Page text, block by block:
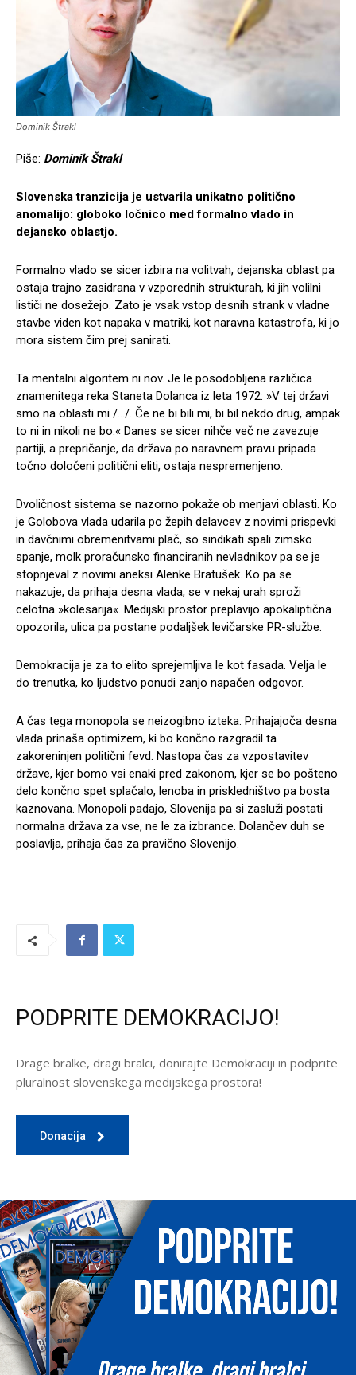
Dominik Štrakl
Piše: Dominik Štrakl
Slovenska tranzicija je ustvarila unikatno politično
anomalijo: globoko ločnico med formalno vlado in
dejansko oblastjo.
Formalno vlado se sicer izbira na volitvah, dejanska oblast pa
ostaja trajno zasidrana v vzporednih strukturah, ki jih volilni
lističi ne dosežejo. Zato je vsak vstop desnih strank v vladne
stavbe viden kot napaka v matriki, kot naravna katastrofa, ki jo
mora sistem čim prej sanirati.
Ta mentalni algoritem ni nov. Je le posodobljena različica
znamenitega reka Staneta Dolanca iz leta 1972: »V tej državi
smo na oblasti mi /…/. Če ne bi bili mi, bi bil nekdo drug, ampak
to ni in nikoli ne bo.« Danes se sicer nihče več ne zavezuje
partiji, a prepričanje, da država po naravnem pravu pripada
točno določeni politični eliti, ostaja nespremenjeno.
Dvoličnost sistema se nazorno pokaže ob menjavi oblasti. Ko
je Golobova vlada udarila po žepih delavcev z novimi prispevki
in davčnimi obremenitvami plač, so sindikati spali zimsko
spanje, molk proračunsko financiranih nevladnikov pa se je
stopnjeval z novimi aneksi Alenke Bratušek. Ko pa se
nakazuje, da prihaja desna vlada, se v nekaj urah sproži
celotna »kolesarija«. Medijski prostor preplavijo apokaliptična
opozorila, ulica pa postane podaljšek levičarske PR-službe.
Demokracija je za to elito sprejemljiva le kot fasada. Velja le
do trenutka, ko ljudstvo ponudi zanjo napačen odgovor.
A čas tega monopola se neizogibno izteka. Prihajajoča desna
vlada prinaša optimizem, ki bo končno razgradil ta
zakoreninjen politični fevd. Nastopa čas za vzpostavitev
države, kjer bomo vsi enaki pred zakonom, kjer se bo pošteno
delo končno spet splačalo, lenoba in priskledništvo pa bosta
kaznovana. Monopoli padajo, Slovenija pa si zasluži postati
normalna država za vse, ne le za izbrance. Dolančev duh se
poslavlja, prihaja čas za pravično Slovenijo.
PODPRITE DEMOKRACIJO!
Drage bralke, dragi bralci, donirajte Demokraciji in podprite
pluralnost slovenskega medijskega prostora!
Donacija